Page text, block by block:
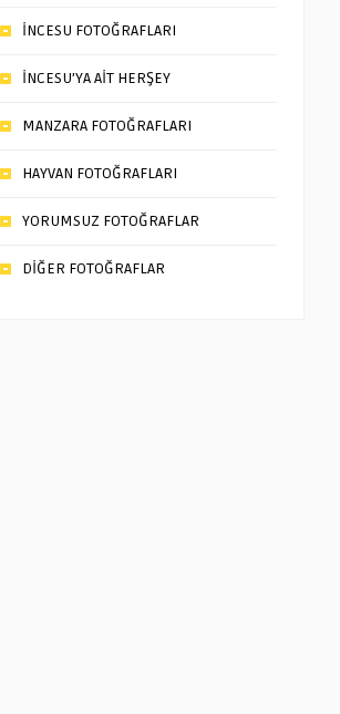
İNCESU FOTOĞRAFLARI
İNCESU’YA AİT HERŞEY
MANZARA FOTOĞRAFLARI
HAYVAN FOTOĞRAFLARI
YORUMSUZ FOTOĞRAFLAR
DİĞER FOTOĞRAFLAR